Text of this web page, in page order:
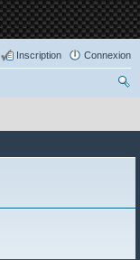
Connexion
Inscription